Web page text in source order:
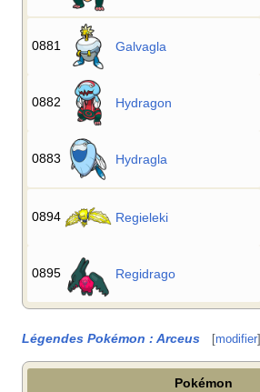
0881 Galvagla
0882 Hydragon
0883 Hydragla
0894 Regieleki
0895 Regidrago
Légendes Pokémon : Arceus [modifier]
Pokémon